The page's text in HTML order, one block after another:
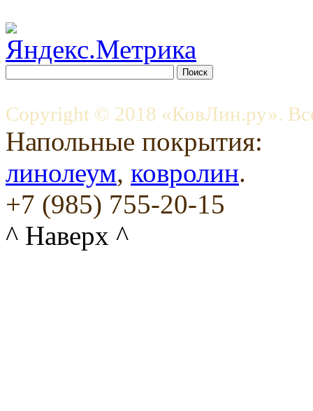
Copyright © 2018 «КовЛин.ру».
Напольные покрытия:
линолеум, ковролин.
+7 (985) 755-20-15
^ Наверх ^